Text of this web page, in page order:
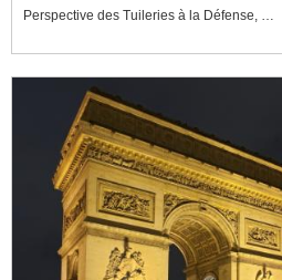
Perspective des Tuileries à la Défense, avec l'avenue des Champs-Élysées et l'Arc de triomphe de l'Étoile illuminé